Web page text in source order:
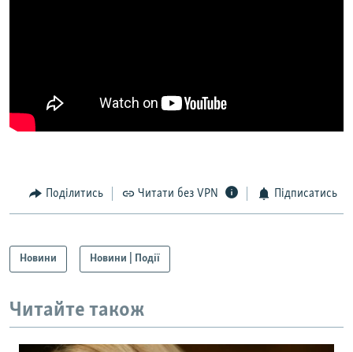
Поділитись Читати без VPN Підписатись
Новини Новини | Події
Читайте також